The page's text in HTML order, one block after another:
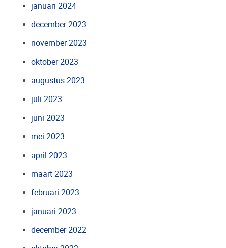
januari 2024
december 2023
november 2023
oktober 2023
augustus 2023
juli 2023
juni 2023
mei 2023
april 2023
maart 2023
februari 2023
januari 2023
december 2022